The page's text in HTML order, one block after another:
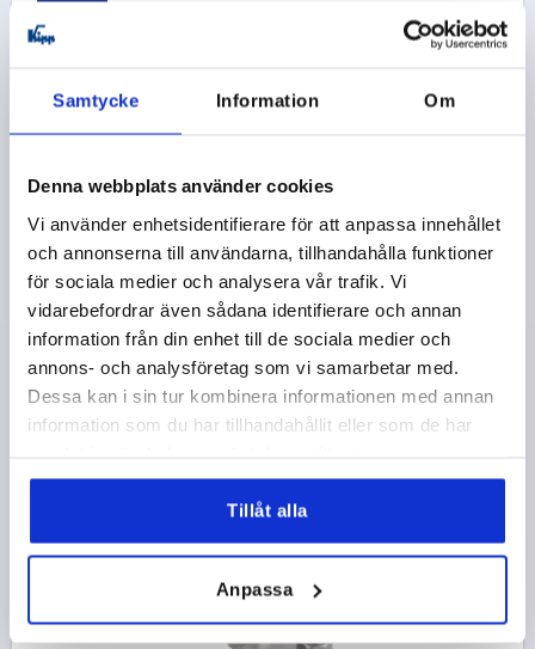
Samtycke Information Om
Denna webbplats använder cookies
Vi använder enhetsidentifierare för att anpassa innehållet
och annonserna till användarna, tillhandahålla funktioner
för sociala medier och analysera vår trafik. Vi
vidarebefordrar även sådana identifierare och annan
information från din enhet till de sociala medier och
annons- och analysföretag som vi samarbetar med.
Dessa kan i sin tur kombinera informationen med annan
information som du har tillhandahållit eller som de har
Tillåt alla
Anpassa
KVADRATISKT GÅNGJÄRN LÅNGT UTFÖRANDE MED
FÄSTMUTTER, ROSTFRITT STÅL 1.4305, B=51, A=50,
A1=29, A2=14
LÄNGD=50
BREDD=51
MATERIAL GRUNDKROPP=ROSTFRITT STÅL
A2=14
YTTERDIAMETER=M8
A1=29 B1=35
Beställningsnummer: K1143.10829035
exkl. moms
K1143